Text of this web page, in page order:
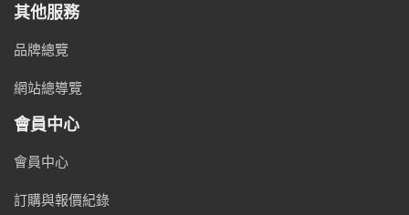
其他服務
品牌總覽
網站總導覽
會員中心
會員中心
訂購與報價紀錄